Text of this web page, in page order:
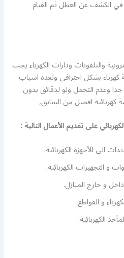
في الكشف عن العطل ثم القيام
والتلفونات ودارات الكهرباء يجب
بشكل احترافي ولعدة اسباب
جدا وعدم التحمل ولو لدقائق بدون
كهربائية افضل من السابق,
على تقديم الأعمال التالية :
الى الأجهزة الكهربائية.
و التجهيزات الكهربائية.
و خارج المنازل.
و القواطع.
الكهربائية.